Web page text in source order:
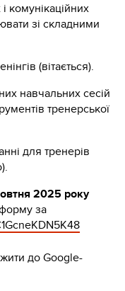
комунікаційних
зі складними
(вітається).
навчальних сесій
тренерської
для тренерів
2025 року
за
до Google-